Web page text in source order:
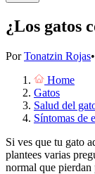
¿Los gatos
PorTonatzin Rojas•
Home
Gatos
Salud del
Síntomas de
Si ves que tu gato
plantees varias
normal que pierdan